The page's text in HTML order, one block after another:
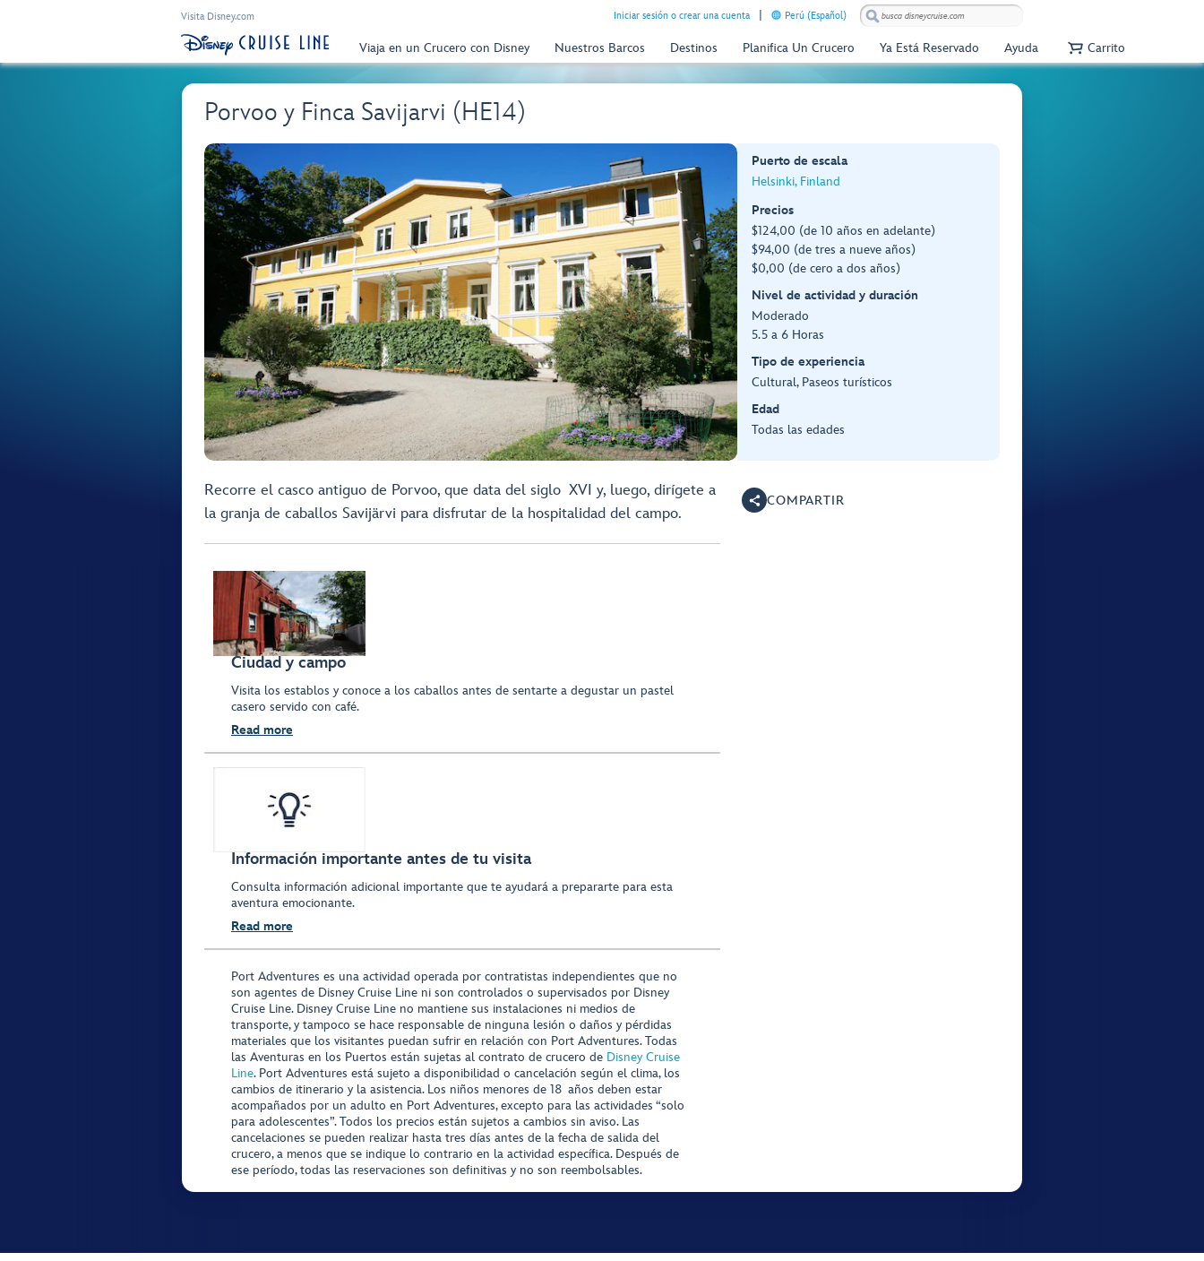
Visita Disney.com Iniciar sesión o crear una cuenta Perú (Español)
Viaja en un Crucero con Disney Nuestros Barcos Destinos Planifica Un Crucero Ya Está Reservado Ayuda Carrito
Porvoo y Finca Savijarvi (HE14)
Puerto de escala
Helsinki, Finland
Precios
$124,00 (de 10 años en adelante)
$94,00 (de tres a nueve años)
$0,00 (de cero a dos años)
Nivel de actividad y duración
Moderado
5.5 a 6 Horas
Tipo de experiencia
Cultural, Paseos turísticos
Edad
Todas las edades
Recorre el casco antiguo de Porvoo, que data del siglo XVI y, luego, dirígete a
la granja de caballos Savijärvi para disfrutar de la hospitalidad del campo.
Ciudad y campo
Visita los establos y conoce a los caballos antes de sentarte a degustar un pastel
casero servido con café.
Read more
Información importante antes de tu visita
Consulta información adicional importante que te ayudará a prepararte para esta
aventura emocionante.
Read more
Port Adventures es una actividad operada por contratistas independientes que no
son agentes de Disney Cruise Line ni son controlados o supervisados por Disney
Cruise Line. Disney Cruise Line no mantiene sus instalaciones ni medios de
transporte, y tampoco se hace responsable de ninguna lesión o daños y pérdidas
materiales que los visitantes puedan sufrir en relación con Port Adventures. Todas
las Aventuras en los Puertos están sujetas al contrato de crucero de Disney Cruise
Line. Port Adventures está sujeto a disponibilidad o cancelación según el clima, los
cambios de itinerario y la asistencia. Los niños menores de 18 años deben estar
acompañados por un adulto en Port Adventures, excepto para las actividades “solo
para adolescentes”. Todos los precios están sujetos a cambios sin aviso. Las
cancelaciones se pueden realizar hasta tres días antes de la fecha de salida del
crucero, a menos que se indique lo contrario en la actividad específica. Después de
ese período, todas las reservaciones son definitivas y no son reembolsables.
COMPARTIR